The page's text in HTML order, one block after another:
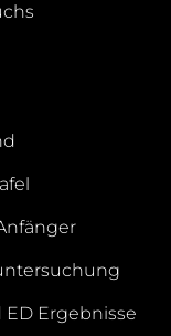
ED Ergebnisse